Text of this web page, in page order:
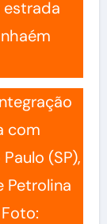
com
(SP),
Petrolina